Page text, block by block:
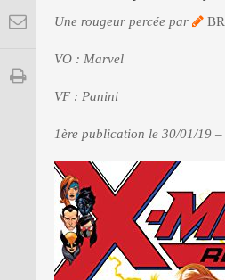
CINE-SERIES-ANIME
MUSIQUE
PRESSE
Une rougeur percée par
VO : Marvel
VF : Panini
1ère publication le 30/01/19
Présence Punisher Rock Semic
Tornado Urban Vertigo